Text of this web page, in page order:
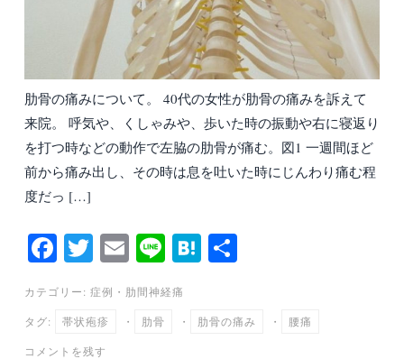
肋骨の痛みについて。 40代の女性が肋骨の痛みを訴えて
来院。 呼気や、くしゃみや、歩いた時の振動や右に寝返り
を打つ時などの動作で左脇の肋骨が痛む。図1 一週間ほど
前から痛み出し、その時は息を吐いた時にじんわり痛む程
度だっ […]
Fa
ce
bo
ok
T
wi
tte
r
E
m
ail
Li
ne
H
a
カテゴリー: 症例 ・ 肋間神経痛
タグ: 帯状疱疹 ・ 肋骨 ・ 肋骨の痛み ・ 腰痛
コメントを残す